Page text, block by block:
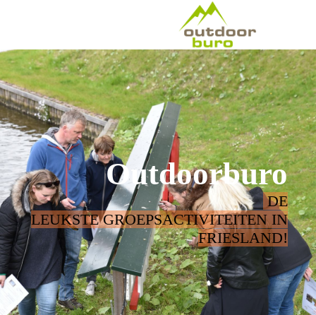
Outdoorburo
DE
LEUKSTE GROEPSACTIVITEITEN IN
FRIESLAND!